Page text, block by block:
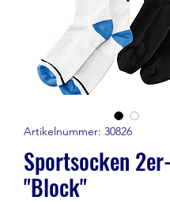
Artikelnummer: 30826
Sportsocken
"Block"